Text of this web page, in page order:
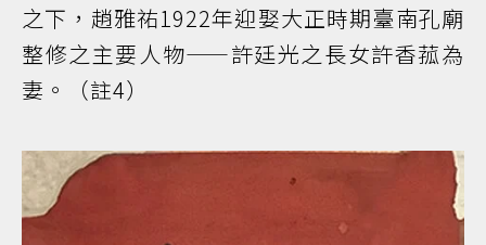
之下，趙雅祐1922年迎娶大正時期臺南孔廟
整修之主要人物——許廷光之長女許香菰為
妻。（註4）